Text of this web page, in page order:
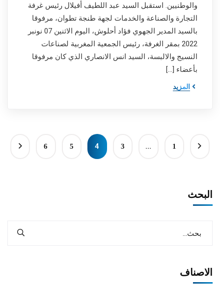
والوطنيين. استقبل السيد عبد اللطيف أفيلال رئيس غرفة
التجارة والصناعة والخدمات لجهة طنجة تطوان، مرفوقا
بالسيد المدير الجهوي فؤاد أحلوش، اليوم الاثنين 07 نونبر
2022 بمقر الغرفة، رئيس الجمعية المغربية لصناعات
النسيج والالبسة، السيد انس الانصاري الذي كان مرفوقا
بأعضاء […]
المزيد
1
…
3
4
5
6
البحث
الاصناف